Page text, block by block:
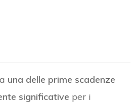
una delle prime scadenze
significative per i